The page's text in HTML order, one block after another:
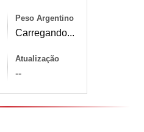
Peso Argentino
Carregando...
Atualização
--